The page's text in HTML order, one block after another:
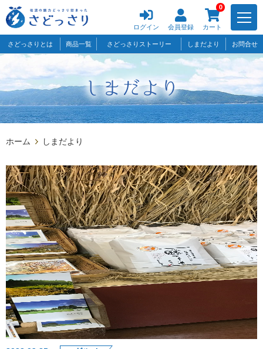
ログイン 会員登録
0
カート
さどっさりとは 商品一覧 さどっさりストーリー しまだより お問合せ
ホーム しまだより